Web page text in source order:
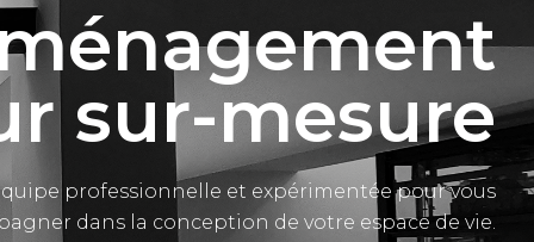
sur-mesure
professionnelle et expérimentée pour vous
dans la conception de votre espace de vie.